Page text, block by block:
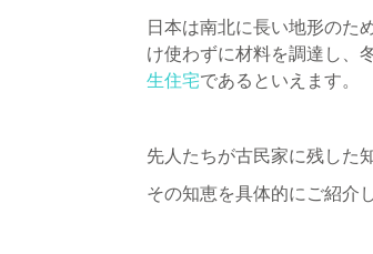
日本は南北に長い地形のた
け使わずに材料を調達し、
生住宅であるといえます。
先人たちが古民家に残した
その知恵を具体的にご紹介